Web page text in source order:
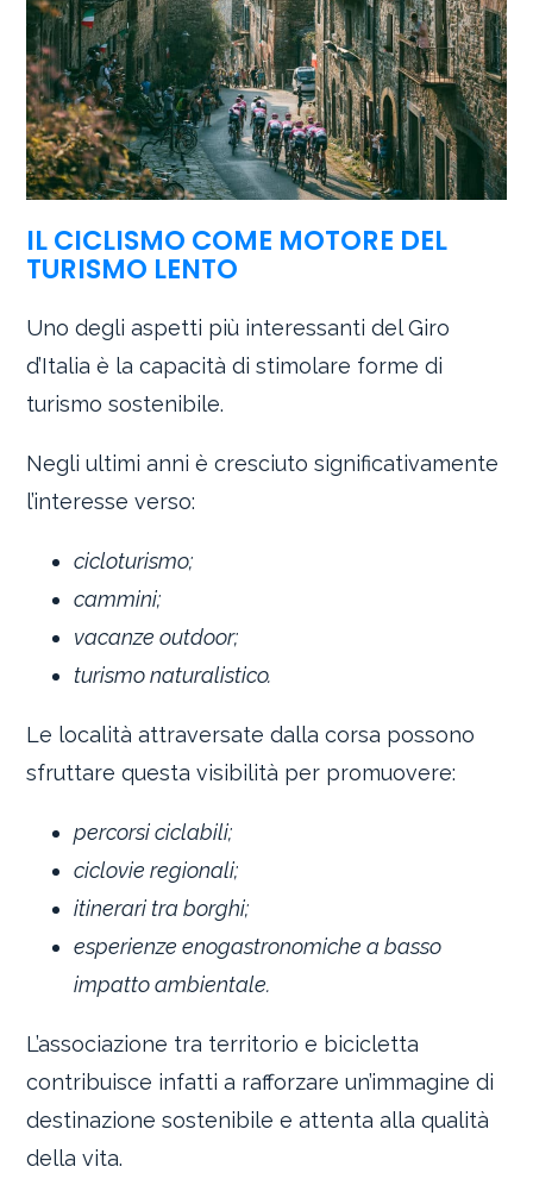
IL CICLISMO COME MOTORE DEL
TURISMO LENTO
Uno degli aspetti più interessanti del Giro
d’Italia è la capacità di stimolare forme di
turismo sostenibile.
Negli ultimi anni è cresciuto significativamente
l’interesse verso:
cicloturismo;
cammini;
vacanze outdoor;
turismo naturalistico.
Le località attraversate dalla corsa possono
sfruttare questa visibilità per promuovere:
percorsi ciclabili;
ciclovie regionali;
itinerari tra borghi;
esperienze enogastronomiche a basso
impatto ambientale.
L’associazione tra territorio e bicicletta
contribuisce infatti a rafforzare un’immagine di
destinazione sostenibile e attenta alla qualità
della vita.